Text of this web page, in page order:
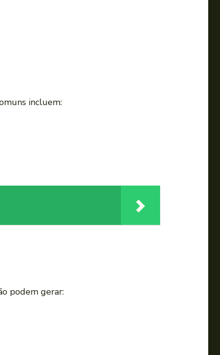
incluem:
podem gerar: